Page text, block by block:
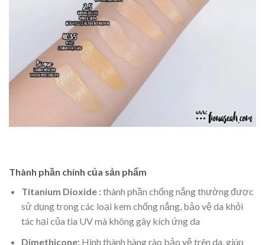
Thành phần chính của sản phẩm
Titanium Dioxide :thành phần chống nắng thường được
sử dụng trong các loại kem chống nắng, bảo vệ da khỏi
tác hại của tia UV mà không gây kích ứng da
Dimethicone:Hình thành hàng rào bảo vệ trên da, giúp